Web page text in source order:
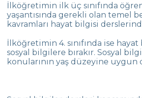
İlköğretimin ilk üç sınıfında
yaşantısında gerekli olan temel
kavramları hayat bilgisi
İlköğretimin 4. sınıfında ise
sosyal bilgilere bırakır. Sosyal
konularının yaş düzeyine uygun